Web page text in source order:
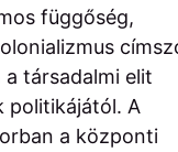
függőség,
társadalmi elit
politikájától. A
a központi